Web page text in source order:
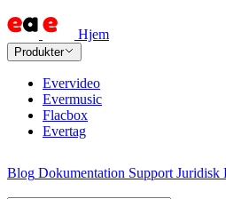
Hjem
Produkter
Evervideo
Evermusic
Flacbox
Evertag
Blog Dokumentation Support Juridisk